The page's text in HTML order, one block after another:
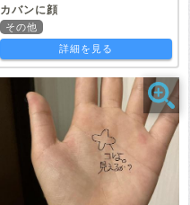
カバンに顔
その他
詳細を見る